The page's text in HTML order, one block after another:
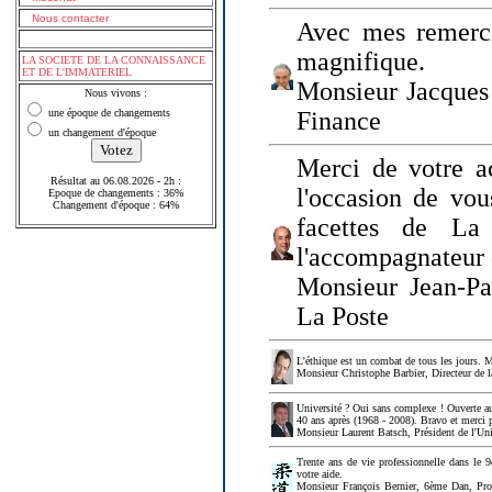
Nous contacter
LA SOCIETE DE LA CONNAISSANCE
ET DE L'IMMATERIEL
Nous vivons :
une époque de changements
un changement d'époque
Résultat au 06.08.2026 - 2h :
Epoque de changements : 36%
Changement d'époque : 64%
Avec mes
magnifique.
Monsieur
Finance
Merci de votre
l'occasion de
facettes de
Monsieur Jean-
La Poste
L'éthique est un combat de tous les jours.
Monsieur Christophe Barbier, Directeur de
Université ? Oui sans complexe ! Ouverte
40 ans après (1968 - 2008). Bravo et merci
Monsieur Laurent Batsch, Président de
Trente ans de vie professionnelle dans le
votre aide.
Monsieur François Bernier, 6ème Dan,